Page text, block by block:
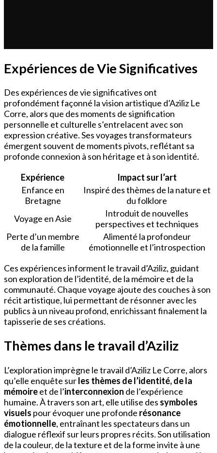
Expériences de Vie Significatives
Des expériences de vie significatives ont
profondément façonné la vision artistique d’Aziliz Le
Corre, alors que des moments de signification
personnelle et culturelle s’entrelacent avec son
expression créative. Ses voyages transformateurs
émergent souvent de moments pivots, reflétant sa
profonde connexion à son héritage et à son identité.
Expérience
Impact sur l’art
Enfance en
Bretagne
Inspiré des thèmes de la nature et
du folklore
Voyage en Asie
Introduit de nouvelles
perspectives et techniques
Perte d’un membre
de la famille
Alimenté la profondeur
émotionnelle et l’introspection
Ces expériences informent le travail d’Aziliz, guidant
son exploration de l’identité, de la mémoire et de la
communauté. Chaque voyage ajoute des couches à son
récit artistique, lui permettant de résonner avec les
publics à un niveau profond, enrichissant finalement la
tapisserie de ses créations.
Thèmes dans le travail d’Aziliz
L’exploration imprègne le travail d’Aziliz Le Corre, alors
qu’elle enquête surles thèmes de l’identité, de la
mémoireet de l’interconnexion de l’expérience
humaine. À travers son art, elle utilise des symboles
visuels pour évoquer une profonde résonance
émotionnelle, entraînant les spectateurs dans un
dialogue réflexif sur leurs propres récits. Son utilisation
de la couleur, de la texture et de la forme invite à une